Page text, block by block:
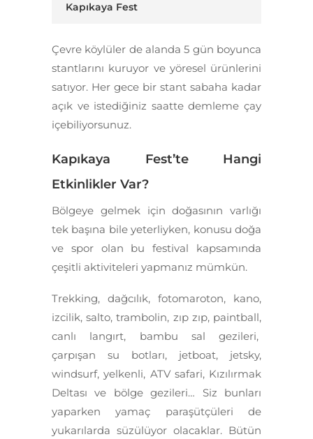
Kapıkaya Fest
Çevre köylüler de alanda 5 gün boyunca
stantlarını kuruyor ve yöresel ürünlerini
satıyor. Her gece bir stant sabaha kadar
açık ve istediğiniz saatte demleme çay
içebiliyorsunuz.
Kapıkaya Fest’te Hangi
Etkinlikler Var?
Bölgeye gelmek için doğasının varlığı
tek başına bile yeterliyken, konusu doğa
ve spor olan bu festival kapsamında
çeşitli aktiviteleri yapmanız mümkün.
Trekking, dağcılık, fotomaroton, kano,
izcilik, salto, trambolin, zıp zıp, paintball,
canlı langırt, bambu sal gezileri,
çarpışan su botları, jetboat, jetsky,
windsurf, yelkenli, ATV safari, Kızılırmak
Deltası ve bölge gezileri… Siz bunları
yaparken yamaç paraşütçüleri de
yukarılarda süzülüyor olacaklar. Bütün